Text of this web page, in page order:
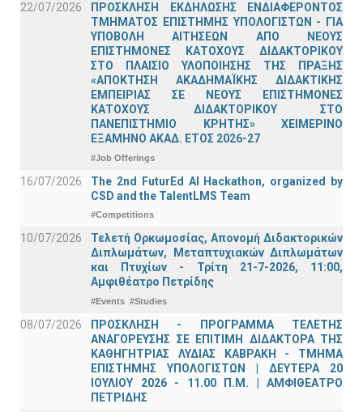
22/07/2026
ΠΡΟΣΚΛΗΣΗ ΕΚΔΗΛΩΣΗΣ ΕΝΔΙΑΦΕΡΟΝΤΟΣ
ΤΜΗΜΑΤΟΣ ΕΠΙΣΤΗΜΗΣ ΥΠΟΛΟΓΙΣΤΩΝ - ΓΙΑ
ΥΠΟΒΟΛΗ ΑΙΤΗΣΕΩΝ ΑΠΟ ΝΕΟΥΣ
ΕΠΙΣΤΗΜΟΝΕΣ ΚΑΤΟΧΟΥΣ ΔΙΔΑΚΤΟΡΙΚΟΥ
ΣΤΟ ΠΛΑΙΣΙΟ ΥΛΟΠΟΙΗΣΗΣ ΤΗΣ ΠΡΑΞΗΣ
«ΑΠΟΚΤΗΣΗ ΑΚΑΔΗΜΑΪΚΗΣ ΔΙΔΑΚΤΙΚΗΣ
ΕΜΠΕΙΡΙΑΣ ΣΕ ΝΕΟΥΣ ΕΠΙΣΤΗΜΟΝΕΣ
ΚΑΤΟΧΟΥΣ ΔΙΔΑΚΤΟΡΙΚΟΥ ΣΤΟ
ΠΑΝΕΠΙΣΤΗΜΙΟ ΚΡΗΤΗΣ» ΧΕΙΜΕΡΙΝΟ
ΕΞΑΜΗΝΟ ΑΚΑΔ. ΕΤΟΣ 2026-27
#Job Offerings
16/07/2026
The 2nd FuturEd AI Hackathon, organized by
CSD and the TalentLMS Team
#Competitions
10/07/2026
Τελετή Ορκωμοσίας, Απονομή Διδακτορικών
Διπλωμάτων, Μεταπτυχιακών Διπλωμάτων
και Πτυχίων - Τρίτη 21-7-2026, 11:00,
Αμφιθέατρο Πετρίδης
#Events #Studies
08/07/2026
ΠΡΟΣΚΛΗΣΗ - ΠΡΟΓΡΑΜΜΑ ΤΕΛΕΤΗΣ
ΑΝΑΓΟΡΕΥΣΗΣ ΣΕ ΕΠΙΤΙΜΗ ΔΙΔΑΚΤΟΡΑ ΤΗΣ
ΚΑΘΗΓΗΤΡΙΑΣ ΛΥΔΙΑΣ ΚΑΒΡΑΚΗ - ΤΜΗΜΑ
ΕΠΙΣΤΗΜΗΣ ΥΠΟΛΟΓΙΣΤΩΝ | ΔΕΥΤΕΡΑ 20
ΙΟΥΛΙΟΥ 2026 - 11.00 Π.Μ. | ΑΜΦΙΘΕΑΤΡΟ
ΠΕΤΡΙΔΗΣ